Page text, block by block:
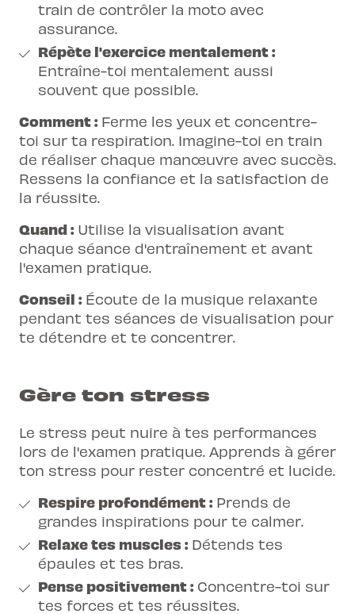
train de contrôler la moto avec
assurance.
Répète l'exercice mentalement :
Entraîne-toi mentalement aussi
souvent que possible.
Comment : Ferme les yeux et concentre-
toi sur ta respiration. Imagine-toi en train
de réaliser chaque manœuvre avec succès.
Ressens la confiance et la satisfaction de
la réussite.
Quand : Utilise la visualisation avant
chaque séance d'entraînement et avant
l'examen pratique.
Conseil : Écoute de la musique relaxante
pendant tes séances de visualisation pour
te détendre et te concentrer.
Gère ton stress
Le stress peut nuire à tes performances
lors de l'examen pratique. Apprends à gérer
ton stress pour rester concentré et lucide.
Respire profondément : Prends de
grandes inspirations pour te calmer.
Relaxe tes muscles : Détends tes
épaules et tes bras.
Pense positivement : Concentre-toi sur
tes forces et tes réussites.